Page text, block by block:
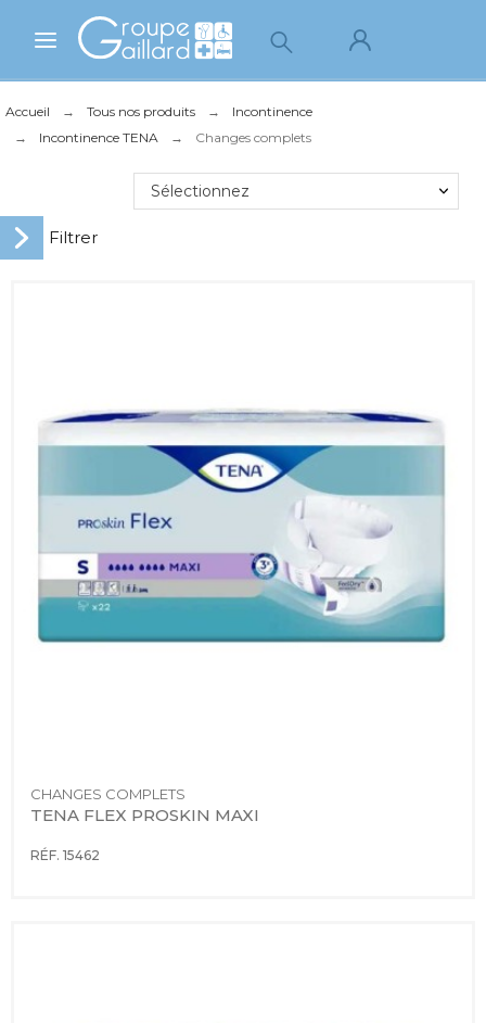
Accueil Tous nos produits
Incontinence
Incontinence TENA
Changes complets
Sélectionnez
CHANGES COMPLETS
TENA FLEX PROSKIN MAXI
RÉF. 15462